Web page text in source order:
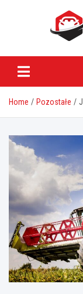
Home Pozostałe